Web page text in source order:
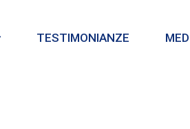
TESTIMONIANZE